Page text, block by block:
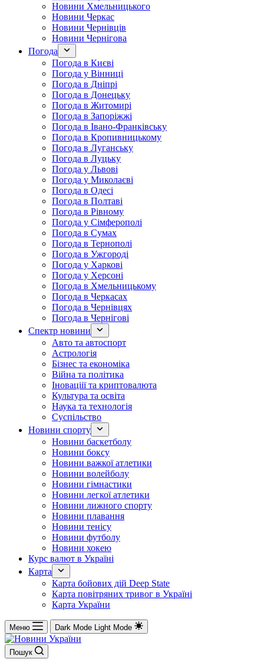
Новини Хмельницького
Новини Черкас
Новини Чернівців
Новини Чернігова
Погода
Погода в Києві
Погода у Вінниці
Погода в Дніпрі
Погода в Донецьку
Погода в Житомирі
Погода в Запоріжжі
Погода в Івано-Франківську
Погода в Кропивницькому
Погода в Луганську
Погода в Луцьку
Погода у Львові
Погода у Миколаєві
Погода в Одесі
Погода в Полтаві
Погода в Рівному
Погода у Сімферополі
Погода в Сумах
Погода в Тернополі
Погода в Ужгороді
Погода у Харкові
Погода у Херсоні
Погода в Хмельницькому
Погода в Черкасах
Погода в Чернівцях
Погода в Чернігові
Спектр новини
Авто та автоспорт
Астрологія
Бізнес та економіка
Війна та політика
Іноваціії та криптовалюта
Культура та освіта
Наука та технологія
Суспільство
Новини спорту
Новини баскетболу
Новини боксу
Новини важкої атлетики
Новини волейболу
Новини гімнастики
Новини легкої атлетики
Новини лижного спорту
Новини плавання
Новини тенісу
Новини футболу
Новини хокею
Курс валют в Україні
Карта
Карта бойових дій Deep State
Карта повітряних тривог в Україні
Карта України
Меню Dark Mode Light Mode
Пошук